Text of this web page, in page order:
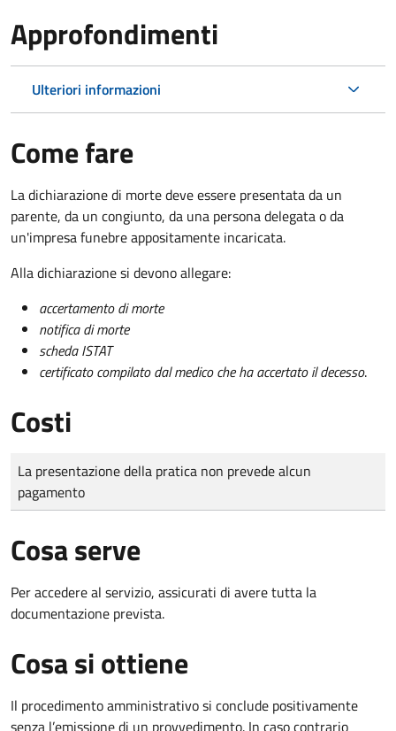
Approfondimenti
Ulteriori informazioni
Come fare
La dichiarazione di morte deve essere presentata da un
parente, da un congiunto, da una persona delegata o da
un'impresa funebre appositamente incaricata.
Alla dichiarazione si devono allegare:
accertamento di morte
notifica di morte
scheda ISTAT
certificato compilato dal medico che ha accertato il decesso.
Costi
Tipo di pagamento
Importo
La presentazione della pratica non prevede alcun
pagamento
Cosa serve
Per accedere al servizio, assicurati di avere tutta la
documentazione prevista.
Cosa si ottiene
Il procedimento amministrativo si conclude positivamente
senza l’emissione di un provvedimento. In caso contrario